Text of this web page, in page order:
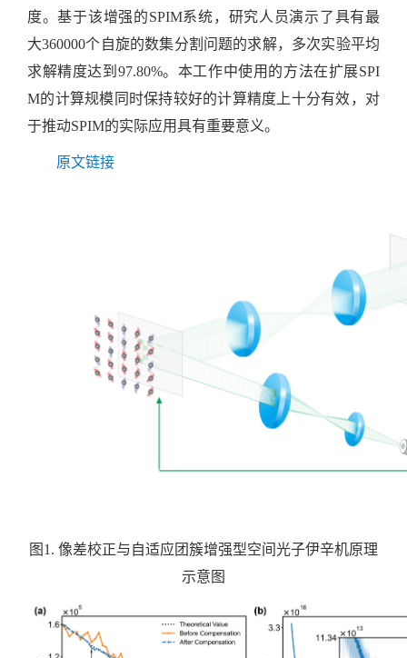
度。基于该增强的SPIM系统，研究人员演示了具有最
大360000个自旋的数集分割问题的求解，多次实验平均
求解精度达到 97.80%。本工作中使用的方法在扩展SPI
M的计算规模同时保持较好的计算精度上十分有效，对
于推动SPIM的实际应用具有重要意义。
原文链接
图 1. 像差校正与自适应团簇增强型空间光子伊辛机原理
示意图